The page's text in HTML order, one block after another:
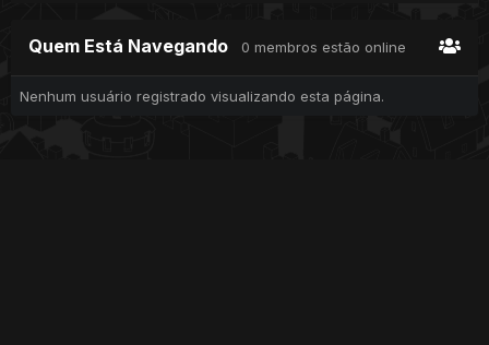
Quem Está Navegando 0 membros estão online
Nenhum usuário registrado visualizando esta página.